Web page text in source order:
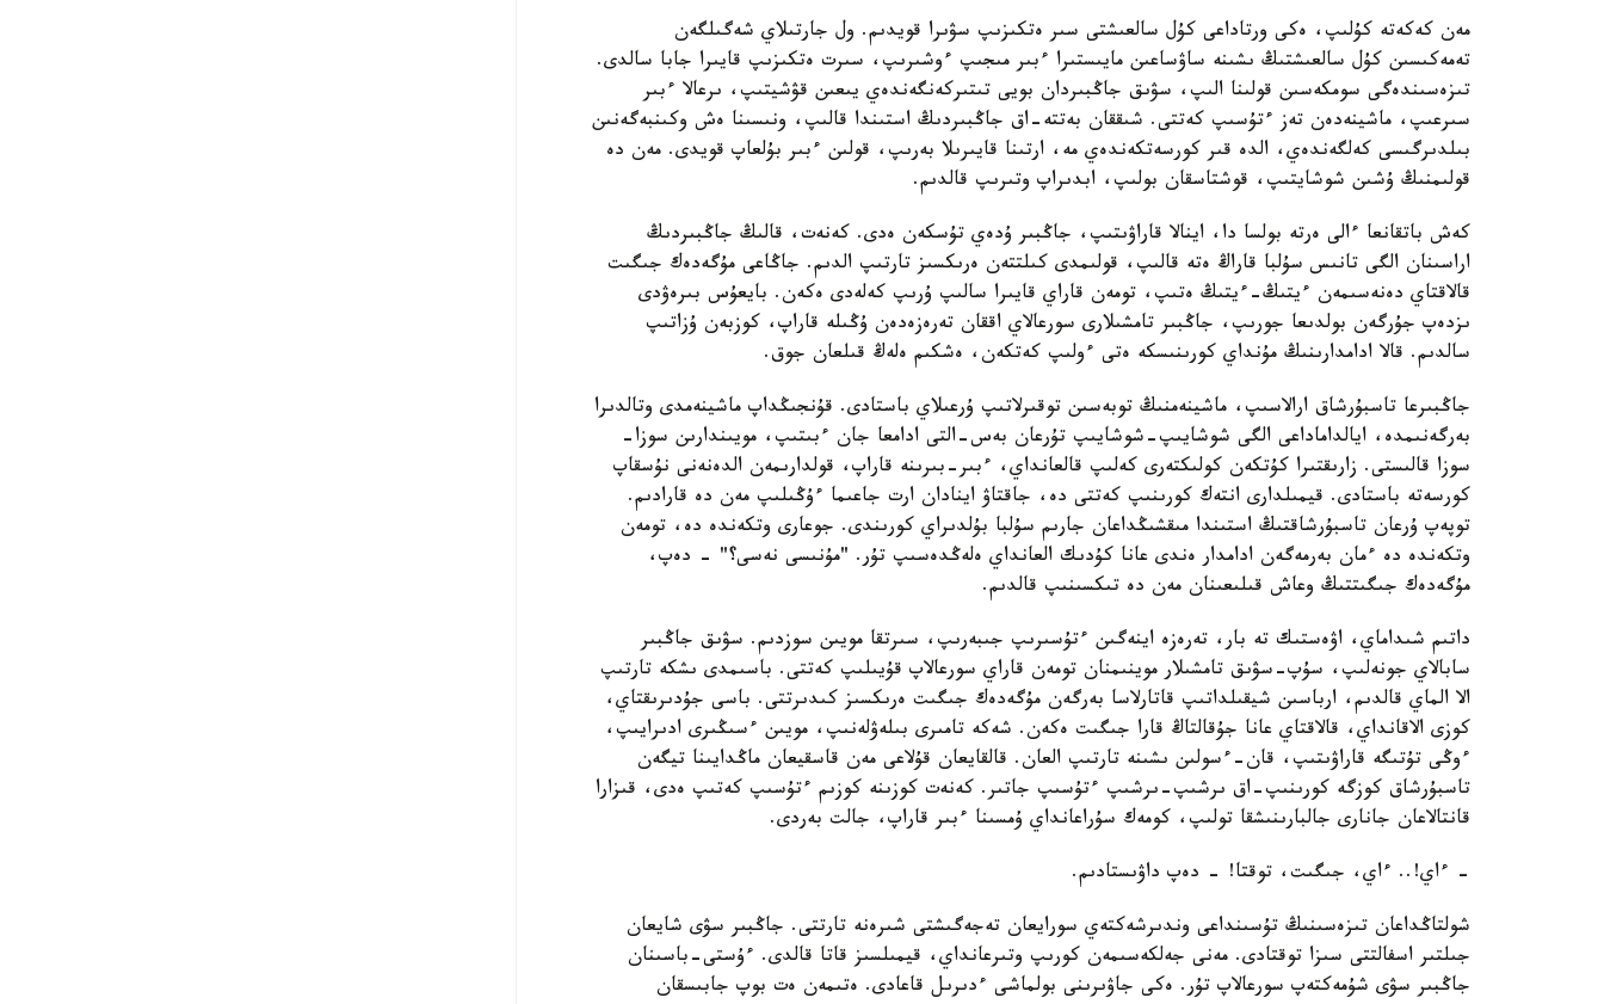
مەن كەكەتە كۇلىپ، ەكى ورتاداعى كۇل سالعىشتى سىر ەتكىزىپ سۋىرا قويدىم. ول جارتىلاي شەگىلگەن
تەمەكىسىن كۇل سالعىشتىڭ ىشىنە ساۋساعىن مايىستىرا ءبىر مىجىپ ءوشىرىپ، سىرت ەتكىزىپ قايىرا جابا سالدى.
تىزەسىندەگى سومكەسىن قولىنا الىپ، سۋىق جاڭبىردان بويى تىتىركەنگەندەي يىعىن قۋشيتىپ، ىرعالا ءبىر
سىرعىپ، ماشينەدەن تەز ءتۇسىپ كەتتى. شىققان بەتتە-اق جاڭبىردىڭ استىندا قالىپ، ونىسىنا ەش وكىنبەگەنىن
بىلدىرگىسى كەلگەندەي، الدە قىر كورسەتكەندەي مە، ارتىنا قايىرىلا بەرىپ، قولىن ءبىر بۇلعاپ قويدى. مەن دە
قولىمنىڭ ۇشىن شوشايتىپ، قوشتاسقان بولىپ، ابدىراپ وتىرىپ قالدىم.
كەش باتقانعا ءالى ەرتە بولسا دا، اينالا قاراۋىتىپ، جاڭبىر ۇدەي تۇسكەن ەدى. كەنەت، قالىڭ جاڭبىردىڭ
اراسىنان الگى تانىس سۇلبا قاراڭ ەتە قالىپ، قولىمدى كىلتتەن ەرىكسىز تارتىپ الدىم. جاڭاعى مۇگەدەك جىگىت
قالاقتاي دەنەسىمەن ءيتىڭ-ءيتىڭ ەتىپ، تومەن قاراي قايىرا سالىپ ۇرىپ كەلەدى ەكەن. بايعۇس بىرەۋدى
ىزدەپ جۇرگەن بولدىعا جورىپ، جاڭبىر تامشىلارى سورعالاي اققان تەرەزەدەن ۇڭىلە قاراپ، كوزبەن ۇزاتىپ
سالدىم. قالا ادامدارىنىڭ مۇنداي كورىنىسكە ەتى ءولىپ كەتكەن، ەشكىم ەلەڭ قىلعان جوق.
جاڭبىرعا تاسبۇرشاق ارالاسىپ، ماشينەمنىڭ توبەسىن توقىرلاتىپ ۇرعىلاي باستادى. قۇنجىڭداپ ماشينەمدى وتالدىرا
بەرگەنىمدە، ايالداماداعى الگى شوشايىپ-شوشايىپ تۇرعان بەس-التى ادامعا جان ءبىتىپ، مويىندارىن سوزا-
سوزا قالىستى. زارىقتىرا كۇتكەن كولىكتەرى كەلىپ قالعانداي، ءبىر-بىرىنە قاراپ، قولدارىمەن الدەنەنى نۇسقاپ
كورسەتە باستادى. قيمىلدارى انتەك كورىنىپ كەتتى دە، جاقتاۋ اينادان ارت جاعىما ءۇڭىلىپ مەن دە قارادىم.
توپەپ ۇرعان تاسبۇرشاقتىڭ استىندا مىقشىڭداعان جارىم سۇلبا بۇلدىراي كورىندى. جوعارى وتكەندە دە، تومەن
وتكەندە دە ءمان بەرمەگەن ادامدار ەندى عانا كۇدىك العانداي ەلەڭدەسىپ تۇر. "مۇنىسى نەسى؟" - دەپ،
مۇگەدەك جىگىتتىڭ وعاش قىلىعىنان مەن دە تىكسىنىپ قالدىم.
داتىم شىداماي، اۋەستىك تە بار، تەرەزە اينەگىن ءتۇسىرىپ جىبەرىپ، سىرتقا مويىن سوزدىم. سۋىق جاڭبىر
سابالاي جونەلىپ، سۇپ-سۋىق تامشىلار موينىمنان تومەن قاراي سورعالاپ قۇيىلىپ كەتتى. باسىمدى ىشكە تارتىپ
الا الماي قالدىم، ارباسىن شيقىلداتىپ قاتارلاسا بەرگەن مۇگەدەك جىگىت ەرىكسىز كىدىرتتى. باسى جۇدىرىقتاي،
كوزى الاقانداي، قالاقتاي عانا جۇقالتاڭ قارا جىگىت ەكەن. شەكە تامىرى بىلەۋلەنىپ، مويىن ءسىڭىرى ادىرايىپ،
ءوڭى تۇتىگە قاراۋىتىپ، قان-ءسولىن ىشىنە تارتىپ العان. قالقايعان قۇلاعى مەن قاسقيعان ماڭدايىنا تيگەن
تاسبۇرشاق كوزگە كورىنىپ-اق ىرشىپ-ىرشىپ ءتۇسىپ جاتىر. كەنەت كوزىنە كوزىم ءتۇسىپ كەتىپ ەدى، قىزارا
قانتالاعان جانارى جالبارىنىشقا تولىپ، كومەك سۇراعانداي ۇمسىنا ءبىر قاراپ، جالت بەردى.
- ءاي!.. ءاي، جىگىت، توقتا! - دەپ داۋىستادىم.
شولتاڭداعان تىزەسىنىڭ تۇسىنداعى وندىرشەكتەي سورايعان تەجەگىشتى شىرەنە تارتتى. جاڭبىر سۋى شايعان
جىلتىر اسفالتتى سىزا توقتادى. مەنى جەلكەسىمەن كورىپ وتىرعانداي، قيمىلسىز قاتا قالدى. ءۇستى-باسىنان
جاڭبىر سۋى شۇمەكتەپ سورعالاپ تۇر. ەكى جاۋىرىنى بولماشى ءدىرىل قاعادى. ەتىمەن ەت بوپ جابىسقان